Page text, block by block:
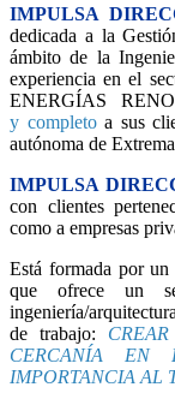
IMPULSA
dedicada a la
ámbito de la
experiencia en el
ENERGÍAS
y completoa sus
autónoma de
IMPULSA
con clientes
como a empresas
Está formada por un
que ofrece un
ingeniería/
de trabajo:
CERCANÍA EN
IMPORTANCIA AL